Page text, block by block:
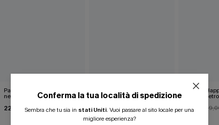
Pareo midi con lacci laterali
neri
22,00 €24,00 €
hipster Hazy Tenderness
35,00 €
Release
lacci sul
31,00 €
Conferma la tua località di spedizione
Sembra che tu sia in stati Uniti. Vuoi passare al sito locale per una
migliore esperienza?